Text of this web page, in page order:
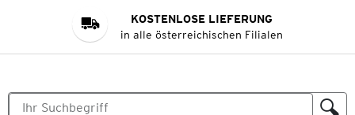
KOSTENLOSE LIEFERUNG
in alle österreichischen Filialen